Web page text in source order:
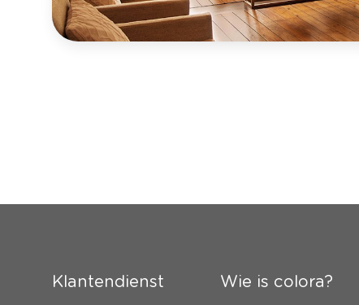
Klantendienst Wie is colora?